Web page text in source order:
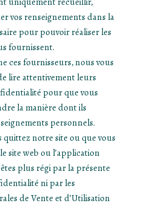
vos renseignements dans la
pour pouvoir réaliser les
fournissent.
ces fournisseurs, nous vous
lire attentivement leurs
pour que vous
la manière dont ils
personnels.
quittez notre site ou que vous
site web ou l’application
plus régi par la présente
ni par les
de Vente et d’Utilisation